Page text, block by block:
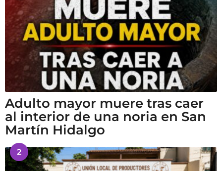
Adulto mayor muere tras caer
al interior de una noria en San
Martín Hidalgo
2